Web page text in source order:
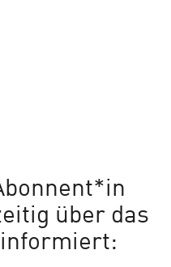
über das
informiert: